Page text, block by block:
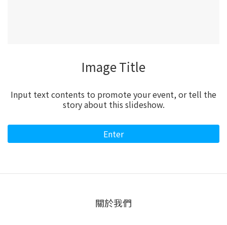
Image Title
Input text contents to promote your event, or tell the
story about this slideshow.
Enter
關於我們